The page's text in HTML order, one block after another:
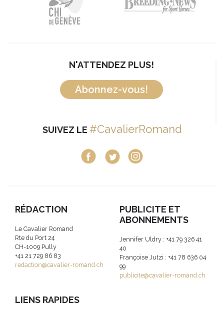
N'ATTENDEZ PLUS!
Abonnez-vous!
SUIVEZ LE #CavalierRomand
RÉDACTION
Le Cavalier Romand
Rte du Port 24
CH-1009 Pully
+41 21 729 86 83
redaction@cavalier-romand.ch
PUBLICITE ET
ABONNEMENTS
Jennifer Uldry : +41 79 326 41
40
Françoise Jutzi : +41 78 636 04
99
publicite@cavalier-romand.ch
LIENS RAPIDES